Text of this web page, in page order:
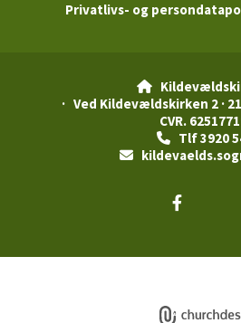
Privatlivs- og

· Ved Kildevældskirken 2 ·
CVR.
Tlf 3920
